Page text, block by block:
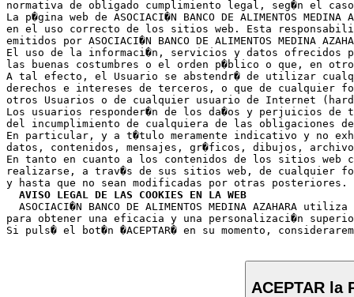
normativa de obligado cumplimiento legal, seg�n el
La p�gina web de ASOCIACI�N BANCO DE ALIMENTOS
en el uso correcto de los sitios web. Esta
emitidos por ASOCIACI�N BANCO DE ALIMENTOS
El uso de la informaci�n, servicios y datos ofrecidos por
las buenas costumbres o el orden p�blico o que, en
A tal efecto, el Usuario se abstendr� de utilizar
derechos e intereses de terceros, o que de
otros Usuarios o de cualquier usuario de Internet
Los usuarios responder�n de los da�os y perjuicios
del incumplimiento de cualquiera de las obligaciones
En particular, y a t�tulo meramente indicativo y no
datos, contenidos, mensajes, gr�ficos, dibujos,
En tanto en cuanto a los contenidos de los sitios web
realizarse, a trav�s de sus sitios web, de cualquier
y hasta que no sean modificadas por otras posteriores.
AVISO LEGAL DE LAS COOKIES EN LA WEB
ASOCIACI�N BANCO DE ALIMENTOS MEDINA AZAHARA
para obtener una eficacia y una personalizaci�n
ACEPTAR